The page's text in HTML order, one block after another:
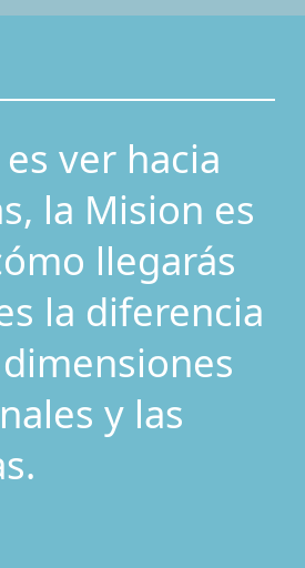
ver hacia
la Mision es
llegarás
la diferencia
y las